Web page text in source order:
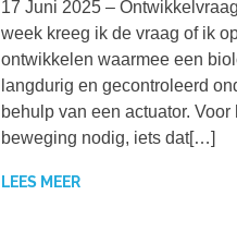
17 Juni 2025 –
week kreeg ik de vraag of ik
ontwikkelen waarmee een
langdurig en gecontroleerd
behulp van een actuator.
beweging nodig, iets dat[…]
LEES MEER